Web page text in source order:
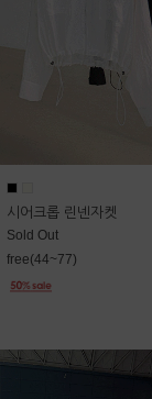
시어크롭 린넨자켓
Sold Out
free(44~77)